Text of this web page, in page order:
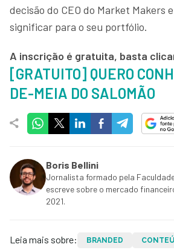
decisão do CEO do Market Makers
significar para o seu portfólio.
A inscrição é gratuita, basta
[GRATUITO] QUERO
DE-MEIA DO SALOMÃO
Boris Bellini
Jornalista formado pela
escreve sobre o mercado
2021.
Leia mais sobre: BRANDED